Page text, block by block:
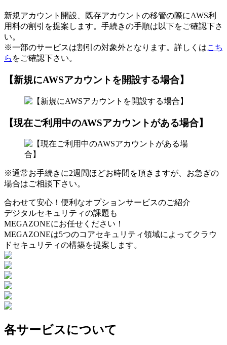
新規アカウント開設、既存アカウントの移管の際にAWS利
用料の割引を提案します。手続きの手順は以下をご確認下さ
い。
※一部のサービスは割引の対象外となります。詳しくはこち
ら をご確認下さい。
【新規にAWSアカウントを開設する場合】
【現在ご利用中のAWSアカウントがある場合】
※通常お手続きに2週間ほどお時間を頂きますが、お急ぎの
場合はご相談下さい。
合わせて安心！便利なオプションサービスのご紹介
デジタルセキュリティの課題も
MEGAZONEにお任せください！
MEGAZONEは5つのコアセキュリティ領域によってクラウ
ドセキュリティの構築を提案します。
各サービスについて